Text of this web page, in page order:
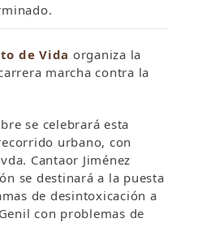
de Vida organiza la
marcha contra la
se celebrará esta
urbano, con
Cantaor Jiménez
se destinará a la puesta
de desintoxicación a
con problemas de